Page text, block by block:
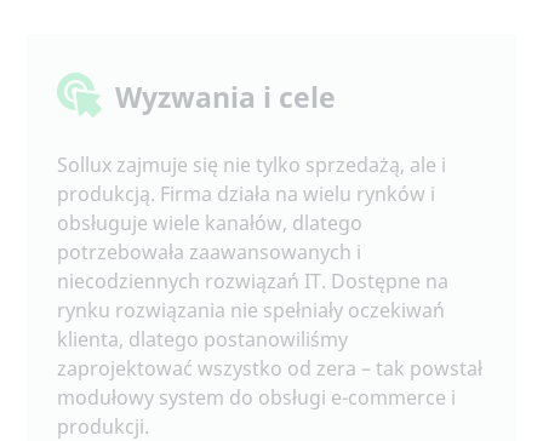
Wyzwania i cele
Sollux zajmuje się nie tylko sprzedażą, ale i
produkcją. Firma działa na wielu rynków i
obsługuje wiele kanałów, dlatego
potrzebowała zaawansowanych i
niecodziennych rozwiązań IT. Dostępne na
rynku rozwiązania nie spełniały oczekiwań
klienta, dlatego postanowiliśmy
zaprojektować wszystko od zera – tak powstał
modułowy system do obsługi e-commerce i
produkcji.